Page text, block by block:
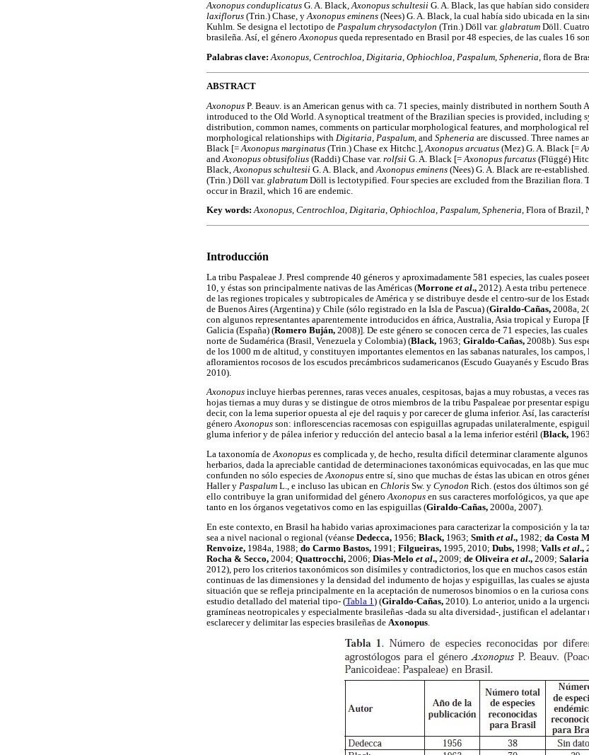
Axonopus conduplicatus G. A. Black,Axonopus schultesii G. A. Black, las que habían sido
laxiflorus (Trin.) Chase, yAxonopus eminens (Nees) G. A. Black, la cual había sido ubicada en la
Kuhlm. Se designa el lectotipo de Paspalum chrysodactylon (Trin.) Döll var. glabratum Döll.
brasileña. Así, el géneroAxonopus queda representado en Brasil por 48 especies, de las cuales 16
Palabras clave: Axonopus, Centrochloa, Digitaria, Ophiochloa, Paspalum, Spheneria, flora de
ABSTRACT
Axonopus P. Beauv. is an American genus with ca. 71 species, mainly distributed in northern South
introduced to the Old World. A synoptical treatment of the Brazilian species is provided, including
distribution, common names, comments on particular morphological features, and morphological
morphological relationships with Digitaria, Paspalum, and Spheneria are discussed. Three names
Black [=Axonopus marginatus (Trin.) Chase ex Hitchc.],Axonopus arcuatus (Mez) G. A. Black [=
andAxonopus obtusifolius (Raddi) Chase var. rolfsii G. A. Black [=Axonopus furcatus (Flüggé)
Black,Axonopus schultesii G. A. Black, andAxonopus eminens (Nees) G. A. Black are re-
(Trin.) Döll var. glabratum Döll is lectotypified. Four species are excluded from the Brazilian flora.
occur in Brazil, which 16 are endemic.
Key words: Axonopus, Centrochloa, Digitaria, Ophiochloa, Paspalum, Spheneria, Flora of Brazil,
Introducción
La tribu Paspaleae J. Presl comprende 40 géneros y aproximadamente 581 especies, las cuales
10, y éstas son principalmente nativas de las Américas (Morrone et al., 2012). A esta tribu pertenece
de las regiones tropicales y subtropicales de América y se distribuye desde el centro-sur de los
de Buenos Aires (Argentina) y Chile (sólo registrado en la Isla de Pascua) (Giraldo-Cañas, 2008a,
con algunos representantes aparentemente introducidos en áfrica, Australia, Asia tropical y Europa
Galicia (España) (Romero Buján, 2008)]. De este género se conocen cerca de 71 especies, las
norte de Sudamérica (Brasil, Venezuela y Colombia) (Black, 1963; Giraldo-Cañas, 2008b). Sus
de los 1000 m de altitud, y constituyen importantes elementos en las sabanas naturales, los campos,
afloramientos rocosos de los escudos precámbricos sudamericanos (Escudo Guayanés y Escudo
2010).
Axonopus incluye hierbas perennes, raras veces anuales, cespitosas, bajas a muy robustas, a veces
hojas tiernas a muy duras y se distingue de otros miembros de la tribu Paspaleae por presentar
decir, con la lema superior opuesta al eje del raquis y por carecer de gluma inferior. Así, las
géneroAxonopus son: inflorescencias racemosas con espiguillas agrupadas unilateralmente,
gluma inferior y de pálea inferior y reducción del antecio basal a la lema inferior estéril (Black,
La taxonomía deAxonopus es complicada y, de hecho, resulta difícil determinar claramente
herbarios, dada la apreciable cantidad de determinaciones taxonómicas equivocadas, en las que
confunden no sólo especies deAxonopus entre sí, sino que muchas de éstas las ubican en otros
Haller y Paspalum L., e incluso las ubican en Chloris Sw. y Cynodon Rich. (estos dos últimos son
ello contribuye la gran uniformidad del géneroAxonopus en sus caracteres morfológicos, ya que
tanto en los órganos vegetativos como en las espiguillas (Giraldo-Cañas, 2000a, 2007).
En este contexto, en Brasil ha habido varias aproximaciones para caracterizar la composición y la
sea a nivel nacional o regional (véanse Dedecca, 1956; Black, 1963; Smith et al., 1982; da Costa
Renvoize, 1984a, 1988; do Carmo Bastos, 1991; Filgueiras, 1995, 2010; Dubs, 1998; Valls et al.,
Rocha & Secco, 2004; Quattrocchi, 2006; Dias-Melo et al., 2009; de Oliveira et al., 2009;
2012), pero los criterios taxonómicos son disímiles y contradictorios, los que en muchos casos
continuas de las dimensiones y la densidad del indumento de hojas y espiguillas, las cuales se
situación que se refleja principalmente en la aceptación de numerosos binomios o en la curiosa
estudio detallado del material tipo- (Tabla 1 ) (Giraldo-Cañas, 2010). Lo anterior, unido a la
gramíneas neotropicales y especialmente brasileñas -dada su alta diversidad-, justifican el
esclarecer y delimitar las especies brasileñas de Axonopus